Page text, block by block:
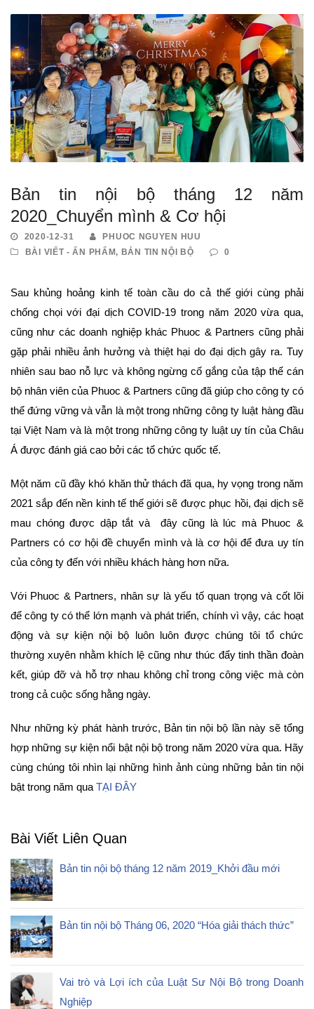
Bản tin nội bộ tháng 12 năm
2020_Chuyển mình & Cơ hội
2020-12-31
PHUOC NGUYEN HUU
BÀI VIẾT - ẤN PHẨM , BẢN TIN NỘI BỘ 0
Sau khủng hoảng kinh tế toàn cầu do cả thế giới cùng phải
chống chọi với đại dịch COVID-19 trong năm 2020 vừa qua,
cũng như các doanh nghiệp khác Phuoc & Partners cũng phải
gặp phải nhiều ảnh hưởng và thiệt hại do đại dịch gây ra. Tuy
nhiên sau bao nỗ lực và không ngừng cố gắng của tập thể cán
bộ nhân viên của Phuoc & Partners cũng đã giúp cho công ty có
thể đứng vững và vẫn là một trong những công ty luật hàng đầu
tại Việt Nam và là một trong những công ty luật uy tín của Châu
Á được đánh giá cao bởi các tổ chức quốc tế.
Một năm cũ đầy khó khăn thử thách đã qua, hy vọng trong năm
2021 sắp đến nền kinh tế thế giới sẽ được phục hồi, đại dịch sẽ
mau chóng được dập tắt và đây cũng là lúc mà Phuoc &
Partners có cơ hội đề chuyển mình và là cơ hội để đưa uy tín
của công ty đến với nhiều khách hàng hơn nữa.
Với Phuoc & Partners, nhân sự là yếu tố quan trọng và cốt lõi
để công ty có thể lớn mạnh và phát triển, chính vì vậy, các hoạt
động và sự kiện nội bộ luôn luôn được chúng tôi tổ chức
thường xuyên nhằm khích lệ cũng như thúc đẩy tinh thần đoàn
kết, giúp đỡ và hỗ trợ nhau không chỉ trong công việc mà còn
trong cả cuộc sống hằng ngày.
Như những kỳ phát hành trước, Bản tin nội bộ lần này sẽ tổng
hợp những sự kiện nổi bật nội bộ trong năm 2020 vừa qua. Hãy
cùng chúng tôi nhìn lại những hình ảnh cùng những bản tin nội
bật trong năm quaTẠI ĐÂY
Bài Viết Liên Quan
Bản tin nội bộ tháng 12 năm 2019_Khởi đầu mới
Bản tin nội bộ Tháng 06, 2020 “Hóa giải thách thức”
Vai trò và Lợi ích của Luật Sư Nội Bộ trong Doanh
Nghiệp